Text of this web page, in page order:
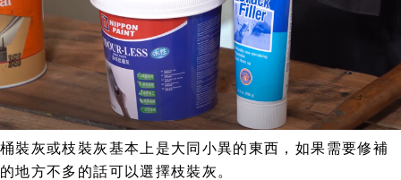
桶裝灰或枝裝灰基本上是大同小異的東西，如果需要修補
的地方不多的話可以選擇枝裝灰。